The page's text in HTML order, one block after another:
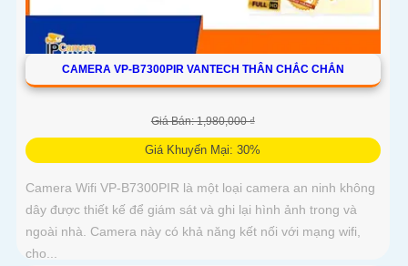
CAMERA VP-B7300PIR VANTECH THÂN CHẮC CHẮN
Giá Bán: 1,980,000 ₫
Giá Khuyến Mại: 30%
Camera Wifi VP-B7300PIR là một loại camera an ninh không
dây được thiết kế để giám sát và ghi lại hình ảnh trong và
ngoài nhà. Camera này có khả năng kết nối với mạng wifi,
cho...